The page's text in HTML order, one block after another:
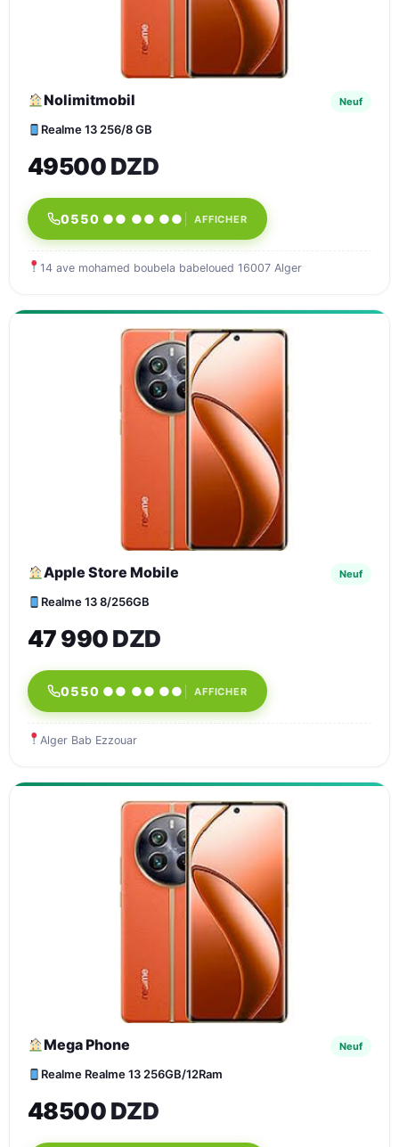
Nolimitmobil Neuf
Realme 13 256/8 GB
49500 DZD
0550 ●● ●● ●● AFFICHER
14 ave mohamed boubela babeloued 16007 Alger
Apple Store Mobile Neuf
Realme 13 8/256GB
47 990 DZD
0550 ●● ●● ●● AFFICHER
Alger Bab Ezzouar
Mega Phone Neuf
Realme Realme 13 256GB/12Ram
48500 DZD